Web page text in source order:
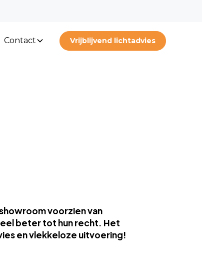
Contact Vrijblijvend lichtadvies
voorzien van
beter tot hun recht. Het
en vlekkeloze uitvoering!